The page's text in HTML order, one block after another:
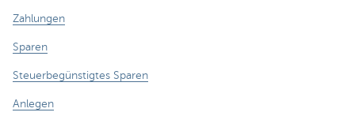
Zahlungen
Sparen
Steuerbegünstigtes Sparen
Anlegen